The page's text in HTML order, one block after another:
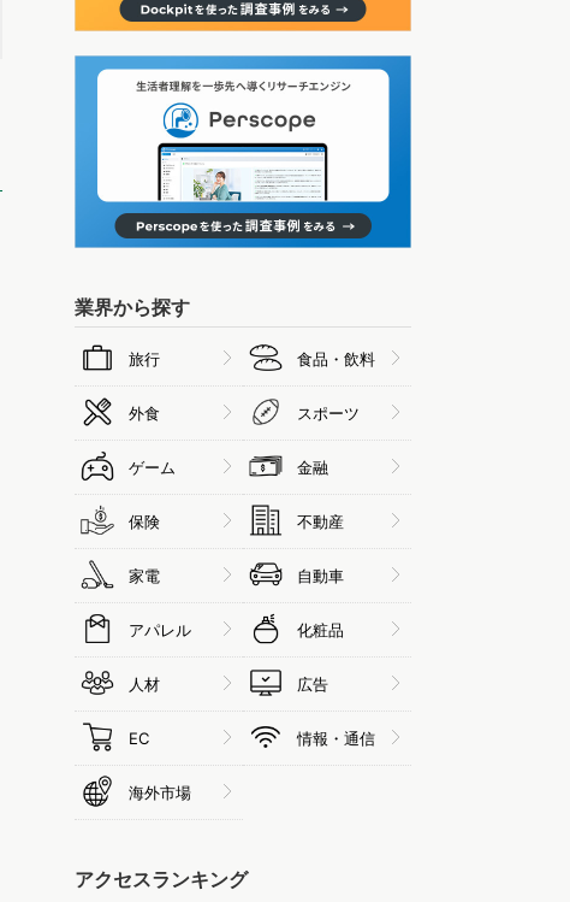
業界から探す
旅行 食品・飲料
外食 スポーツ
ゲーム 金融
保険 不動産
家電 自動車
アパレル 化粧品
人材 広告
EC 情報・通信
海外市場
アクセスランキング